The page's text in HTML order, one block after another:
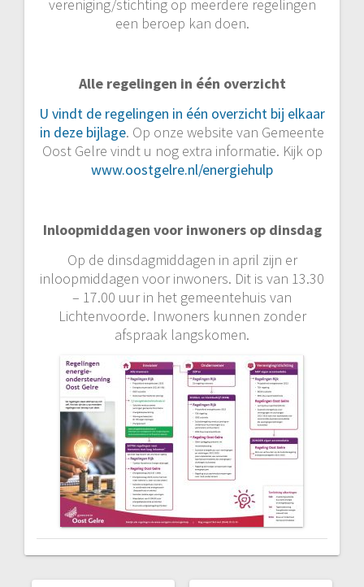
vereniging/stichting op meerdere regelingen
een beroep kan doen.
Alle regelingen in één overzicht
U vindt de regelingen in één overzicht bij elkaar
in deze bijlage. Op onze website van Gemeente
Oost Gelre vindt u nog extra informatie. Kijk op
www.oostgelre.nl/energiehulp
Inloopmiddagen voor inwoners op dinsdag
Op de dinsdagmiddagen in april zijn er
inloopmiddagen voor inwoners. Dit is van 13.30
– 17.00 uur in het gemeentehuis van
Lichtenvoorde. Inwoners kunnen zonder
afspraak langskomen.